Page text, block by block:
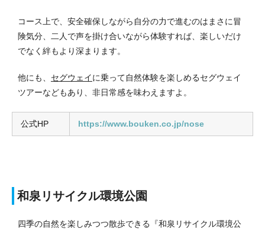
コース上で、安全確保しながら自分の力で進むのはまさに冒
険気分、二人で声を掛け合いながら体験すれば、楽しいだけ
でなく絆もより深まります。
他にも、 セグウェイに乗って自然体験を楽しめるセグウェイ
ツアーなどもあり、非日常感を味わえますよ。
公式HP https://www.bouken.co.jp/nose
和泉リサイクル環境公園
四季の自然を楽しみつつ散歩できる『和泉リサイクル環境公